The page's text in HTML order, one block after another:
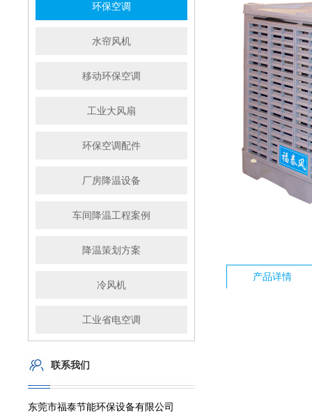
环保空调
水帘风机
移动环保空调
工业大风扇
环保空调配件
厂房降温设备
车间降温工程案例
降温策划方案
冷风机
工业省电空调
联系我们
东莞市福泰节能环保设备有限公司
产品详情